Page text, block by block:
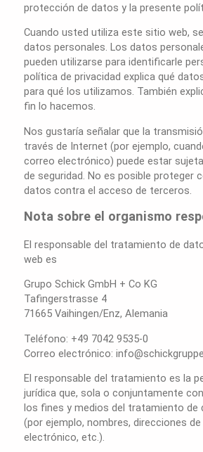
protección de datos y la presente
Cuando usted utiliza este sitio web,
datos personales. Los datos
pueden utilizarse para identificarle
política de privacidad explica qué
para qué los utilizamos. También
fin lo hacemos.
Nos gustaría señalar que la
través de Internet (por ejemplo,
correo electrónico) puede estar
de seguridad. No es posible proteger
datos contra el acceso de terceros.
Nota sobre el organismo
El responsable del tratamiento de
web es
Grupo Schick GmbH + Co KG
Tafingerstrasse 4
71665 Vaihingen/Enz, Alemania
Teléfono: +49 7042 9535-0
Correo electrónico:
El responsable del tratamiento es la
jurídica que, sola o conjuntamente
los fines y medios del tratamiento de
(por ejemplo, nombres, direcciones
electrónico, etc.).